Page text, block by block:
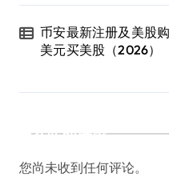
币安最新注册及美股
美元买美股（2026）
近期评论
您尚未收到任何评论。